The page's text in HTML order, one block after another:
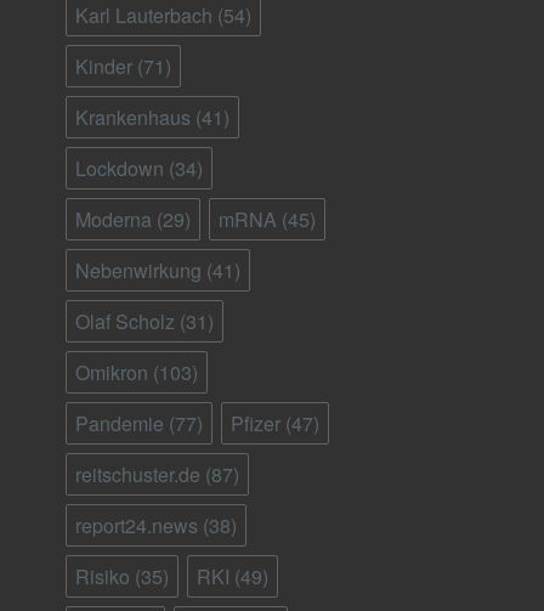
Karl Lauterbach (54)
Kinder (71)
Krankenhaus (41)
Lockdown (34)
Moderna (29) mRNA (45)
Nebenwirkung (41)
Olaf Scholz (31)
Omikron (103)
Pandemie (77) Pfizer (47)
reitschuster.de (87)
report24.news (38)
Risiko (35) RKI (49)